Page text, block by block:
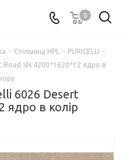
0
- Стільниці HPL - PURICELLI -
SN 4200*1620*12 ядро в
6026 Desert
ядро в колір